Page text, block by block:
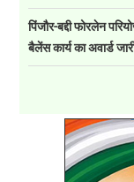
पिंजौर-बद्दी फोरलेन
बैलेंस कार्य का अवार्ड